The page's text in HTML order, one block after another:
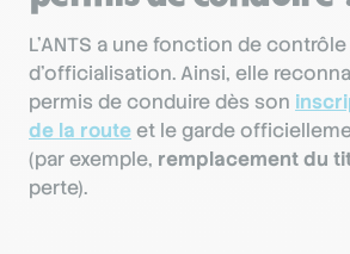
L’ANTS a une fonction de
d’officialisation. Ainsi, elle
permis de conduire dès son
de la routeet le garde
(par exemple, remplacement du
perte).